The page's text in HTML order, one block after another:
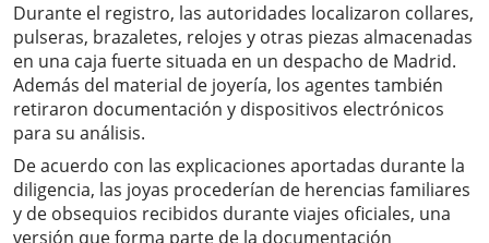
Durante el registro, las autoridades localizaron collares,
pulseras, brazaletes, relojes y otras piezas almacenadas
en una caja fuerte situada en un despacho de Madrid.
Además del material de joyería, los agentes también
retiraron documentación y dispositivos electrónicos
para su análisis.
De acuerdo con las explicaciones aportadas durante la
diligencia, las joyas procederían de herencias familiares
y de obsequios recibidos durante viajes oficiales, una
versión que forma parte de la documentación